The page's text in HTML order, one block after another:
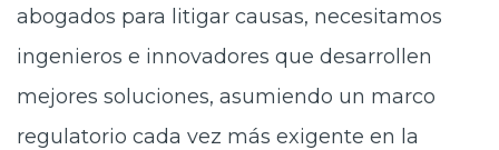
abogados para litigar causas, necesitamos
ingenieros e innovadores que desarrollen
mejores soluciones, asumiendo un marco
regulatorio cada vez más exigente en la